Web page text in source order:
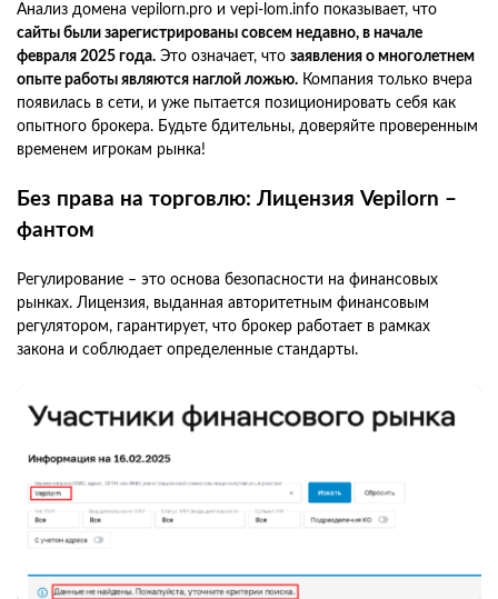
Анализ домена vepilorn.pro и vepi-lom.info показывает, что
сайты были зарегистрированы совсем недавно, в начале
февраля 2025 года. Это означает, что заявления о многолетнем
опыте работы являются наглой ложью. Компания только вчера
появилась в сети, и уже пытается позиционировать себя как
опытного брокера. Будьте бдительны, доверяйте проверенным
временем игрокам рынка!
Без права на торговлю: Лицензия Vepilorn –
фантом
Регулирование – это основа безопасности на финансовых
рынках. Лицензия, выданная авторитетным финансовым
регулятором, гарантирует, что брокер работает в рамках
закона и соблюдает определенные стандарты.